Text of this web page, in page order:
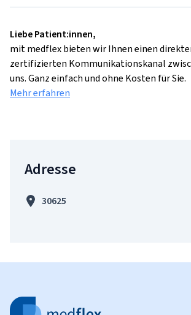
Liebe Patient:innen,
mit medflex bieten wir Ihnen einen
zertifizierten Kommunikationskanal
uns. Ganz einfach und ohne Kosten für Sie.
Mehr erfahren
Adresse
30625